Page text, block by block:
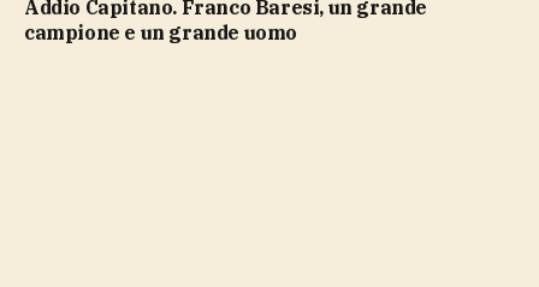
Addio Capitano. Franco Baresi, un grande
campione e un grande uomo